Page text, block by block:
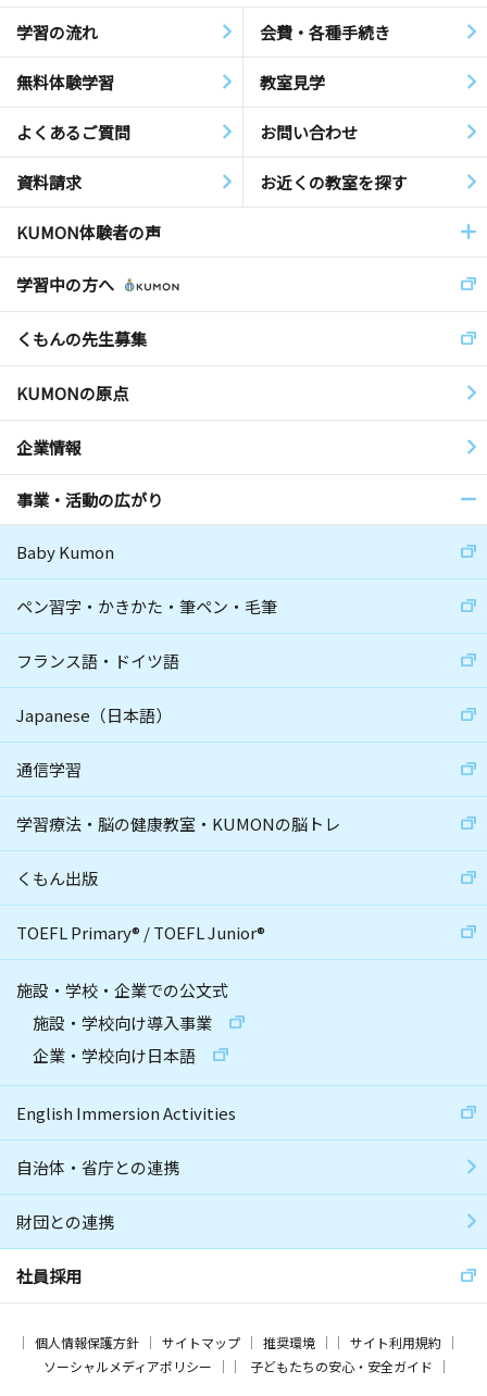
学習の流れ 会費・各種手続き
無料体験学習 教室見学
よくあるご質問 お問い合わせ
資料請求 お近くの教室を探す
KUMON体験者の声
学習中の方へ
くもんの先生募集
KUMONの原点
企業情報
事業・活動の広がり
Baby Kumon
ペン習字・かきかた・筆ペン・毛筆
フランス語・ドイツ語
Japanese（日本語）
通信学習
学習療法・脳の健康教室・KUMONの脳トレ
くもん出版
TOEFL Primary® /TOEFL Junior®
施設・学校・企業での公文式
施設・学校向け導入事業
企業・学校向け日本語
English Immersion Activities
自治体・省庁との連携
財団との連携
社員採用
個人情報保護方針 サイトマップ 推奨環境
サイト利用規約
ソーシャルメディアポリシー
子どもたちの安心・安全ガイド